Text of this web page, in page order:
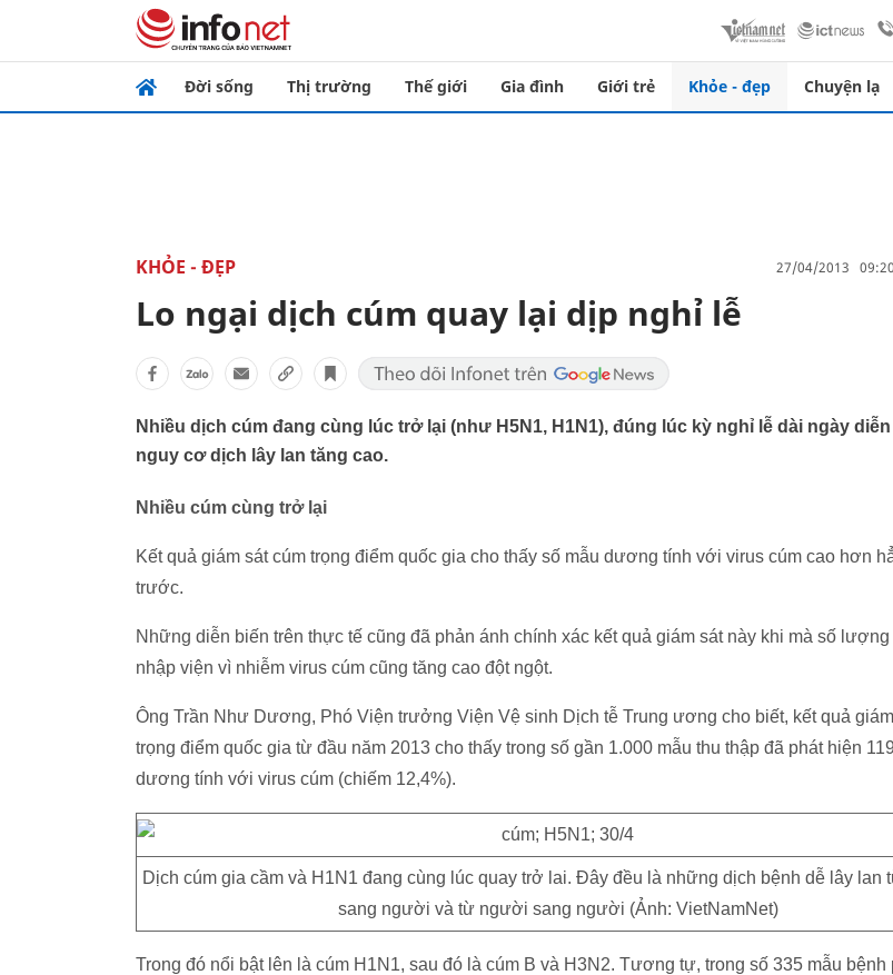
Đời sống Thị trường Thế giới Gia đình Giới trẻ Khỏe - đẹp Chuyện lạ
KHỎE - ĐẸP 27/04/2013
Lo ngại dịch cúm quay lại dịp nghỉ lễ
Nhiều dịch cúm đang cùng lúc trở lại (như H5N1, H1N1), đúng lúc kỳ nghỉ lễ dài ngày
nguy cơ dịch lây lan tăng cao.
Nhiều cúm cùng trở lại
Kết quả giám sát cúm trọng điểm quốc gia cho thấy số mẫu dương tính với virus cúm cao hơn
trước.
Những diễn biến trên thực tế cũng đã phản ánh chính xác kết quả giám sát này khi mà số
nhập viện vì nhiễm virus cúm cũng tăng cao đột ngột.
Ông Trần Như Dương, Phó Viện trưởng Viện Vệ sinh Dịch tễ Trung ương cho biết, kết quả
trọng điểm quốc gia từ đầu năm 2013 cho thấy trong số gần 1.000 mẫu thu thập đã phát hiện
dương tính với virus cúm (chiếm 12,4%).
Dịch cúm gia cầm và H1N1 đang cùng lúc quay trở lai. Đây đều là những dịch bệnh dễ lây lan
sang người và từ người sang người (Ảnh: VietNamNet)
Trong đó nổi bật lên là cúm H1N1, sau đó là cúm B và H3N2. Tương tự, trong số 335 mẫu bệnh